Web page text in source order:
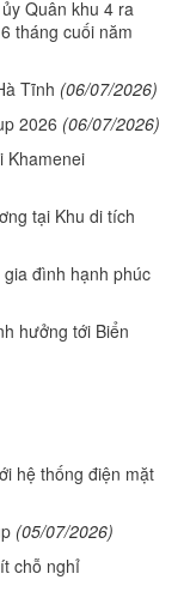
Quân khu 4 ra
tháng cuối năm
Tĩnh (06/07/2026)
2026 (06/07/2026)
Khamenei
tại Khu di tích
đình hạnh phúc
hưởng tới Biển
hệ thống điện mặt
(05/07/2026)
chỗ nghỉ